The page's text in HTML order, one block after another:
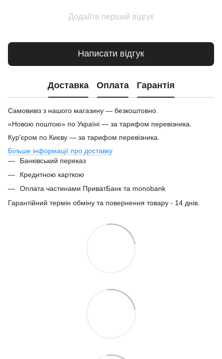
Додайте перший відгук
Написати відгук
Доставка Оплата Гарантія
Самовивіз з нашого магазину — безкоштовно.
«Новою поштою» по Україні — за тарифом перевізника.
Кур'єром по Києву — за тарифом перевізника.
Більше інформації про доставку
Банківський переказ
Кредитною карткою
Оплата частинами ПриватБанк та monobank
Гарантійний термін обміну та повернення товару - 14 днів.